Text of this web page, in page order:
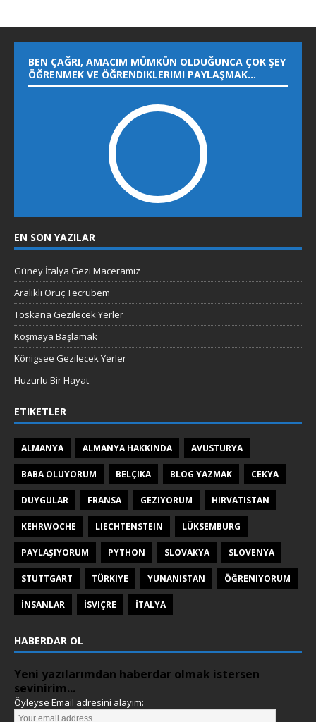
BEN ÇAĞRI, AMACIM MÜMKÜN OLDUĞUNCA ÇOK ŞEY
ÖĞRENMEK VE ÖĞRENDIKLERIMI PAYLAŞMAK…
EN SON YAZILAR
Güney İtalya Gezi Maceramız
Aralıklı Oruç Tecrübem
Toskana Gezilecek Yerler
Koşmaya Başlamak
Königsee Gezilecek Yerler
Huzurlu Bir Hayat
ETIKETLER
ALMANYA ALMANYA HAKKINDA AVUSTURYA
BABA OLUYORUM BELÇIKA BLOG YAZMAK CEKYA
DUYGULAR FRANSA GEZIYORUM HIRVATISTAN
KEHRWOCHE LIECHTENSTEIN LÜKSEMBURG
PAYLAŞIYORUM PYTHON SLOVAKYA SLOVENYA
STUTTGART TÜRKIYE YUNANISTAN ÖĞRENIYORUM
İNSANLAR İSVIÇRE İTALYA
HABERDAR OL
Yeni yazılarımdan haberdar olmak istersen
sevinirim...
Öyleyse Email adresini alayım: